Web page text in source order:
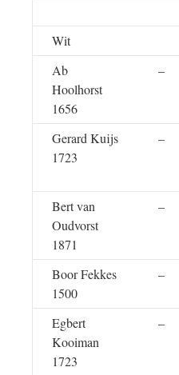
Wit
Ab
Hoolhorst
1656
–
Gerard Kuijs
1723
–
Bert van
Oudvorst
1871
–
Boor Fekkes
1500
–
Egbert
Kooiman
1723
–